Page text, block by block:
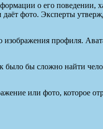
о его поведении,
фото. Эксперты
изображения профиля.
было бы сложно найти
или фото, которое